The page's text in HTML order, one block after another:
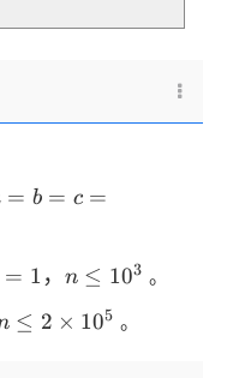
，
= b = c =
，
= 1 ， n ≤ 103 。
≤ 2 × 105 。